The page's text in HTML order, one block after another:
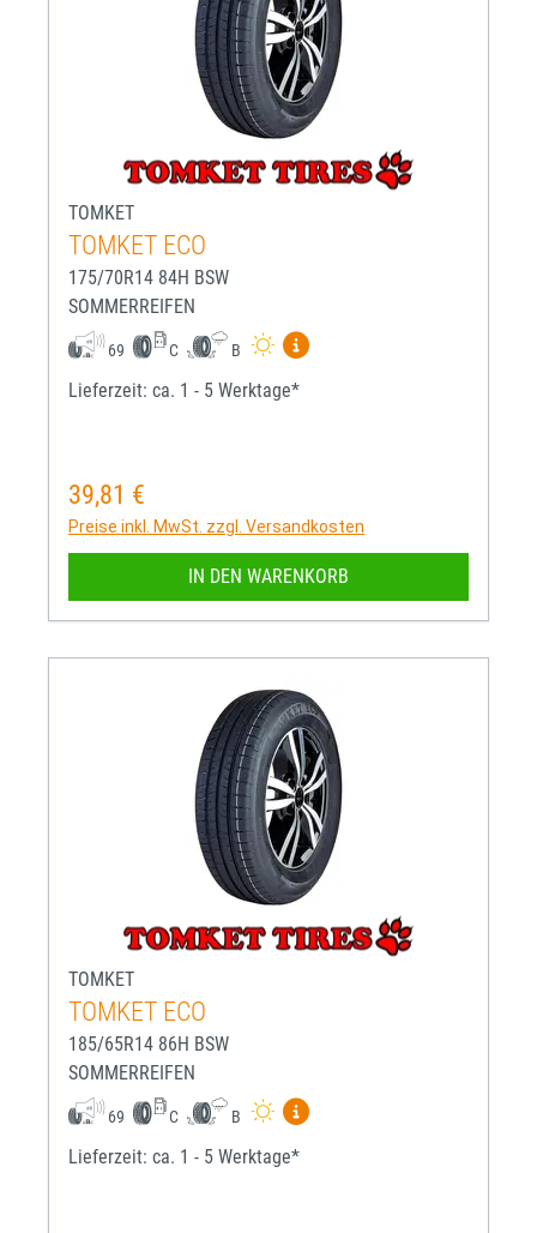
TOMKET
TOMKET ECO
175/70R14 84H BSW
SOMMERREIFEN
69 C B
Mehr Informationen zum
Lieferzeit: ca. 1 - 5 Werktage*
Regulärer Preis:
39,81 €
Preise inkl. MwSt. zzgl. Versandkosten
IN DEN WARENKORB
TOMKET
TOMKET ECO
185/65R14 86H BSW
SOMMERREIFEN
69 C B
Mehr Informationen zum
Lieferzeit: ca. 1 - 5 Werktage*